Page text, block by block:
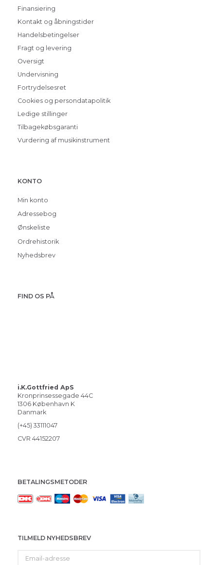
Finansiering
Kontakt og åbningstider
Handelsbetingelser
Fragt og levering
Oversigt
Undervisning
Fortrydelsesret
Cookies og persondatapolitik
Ledige stillinger
Tilbagekøbsgaranti
Vurdering af musikinstrument
KONTO
Min konto
Adressebog
Ønskeliste
Ordrehistorik
Nyhedsbrev
FIND OS PÅ
i.K.Gottfried ApS
Kronprinsessegade 44C
1306 København K
Danmark
(+45) 33111047
CVR 44152207
BETALINGSMETODER
TILMELD NYHEDSBREV
adresse